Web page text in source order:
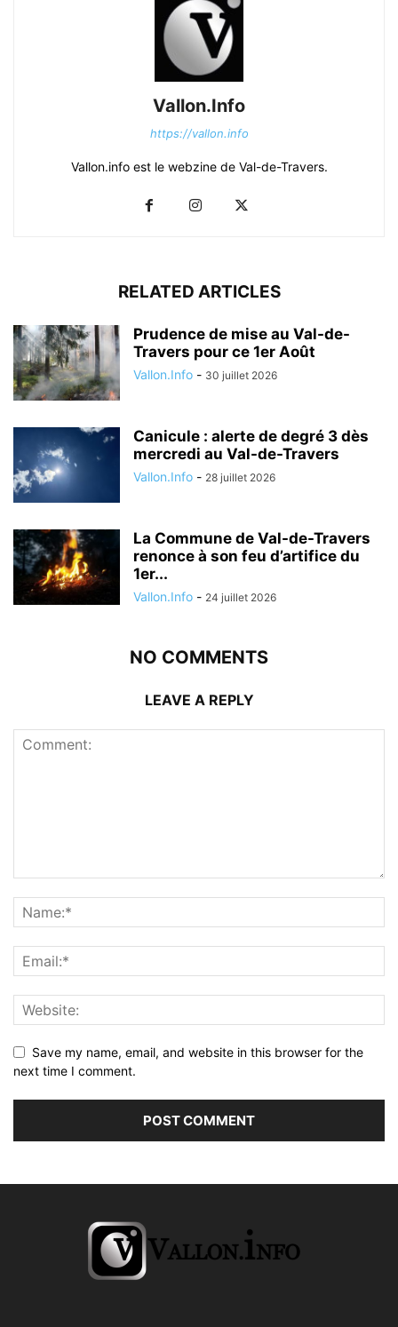
Vallon.Info
https://vallon.info
Vallon.info est le webzine de Val-de-Travers.
RELATED ARTICLES
Prudence de mise au Val-de-
Travers pour ce 1er Août
Vallon.Info - 30 juillet 2026
Canicule : alerte de degré 3 dès
mercredi au Val-de-Travers
Vallon.Info - 28 juillet 2026
La Commune de Val-de-Travers
renonce à son feu d’artifice du
1er...
Vallon.Info - 24 juillet 2026
NO COMMENTS
LEAVE A REPLY
Save my name, email, and website in this browser for the
next time I comment.